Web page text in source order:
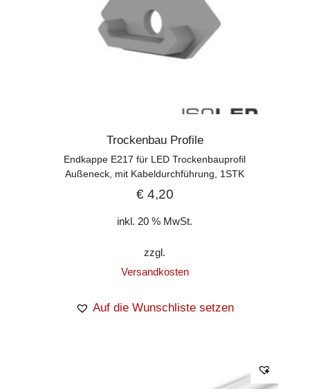
Trockenbau Profile
Endkappe E217 für LED Trockenbauprofil
Außeneck, mit Kabeldurchführung, 1STK
€4,20
inkl. 20 % MwSt.
zzgl.
Versandkosten
Auf die Wunschliste setzen